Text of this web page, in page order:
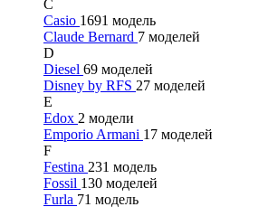
C
Casio 1691 модель
Claude Bernard 7 моделей
D
Diesel 69 моделей
Disney by RFS 27 моделей
E
Edox 2 модели
Emporio Armani 17 моделей
F
Festina 231 модель
Fossil 130 моделей
Furla 71 модель